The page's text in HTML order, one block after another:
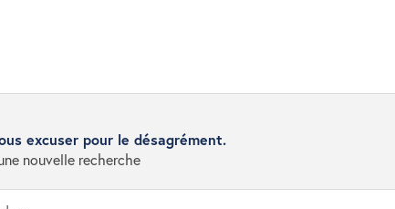
excuser pour le désagrément.
nouvelle recherche